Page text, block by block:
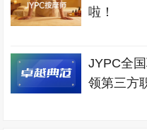
啦！
JYPC全
领第三方